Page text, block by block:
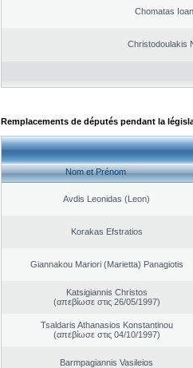
Chomatas
Christodoulakis
Remplacements de députés pendant la
Nom et Prénom
Avdis Leonidas (Leon)
Korakas Efstratios
Giannakou Mariori (Marietta) Panagiotis
Katsigiannis Christos
(απεβίωσε στις 26/05/1997)
Tsaldaris Athanasios Konstantinou
(απεβίωσε στις 04/10/1997)
Barmpagiannis Vasileios